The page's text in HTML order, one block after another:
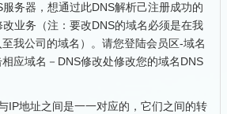
务器，想通过此DNS解析己注册成功的
业务（注：要改DNS的域名必须是在我
我公司的域名）。请您登陆会员区-域名
应域名－DNS修改处修改您的域名DNS
IP地址之间是一一对应的，它们之间的转